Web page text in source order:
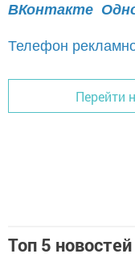
ВКонтакте
Телефон
Перейти
Топ 5 новостей